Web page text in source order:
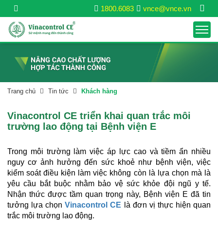
vnce@vnce.vn
1800.6083
Trang chủ Tin tức Khách hàng
Vinacontrol CE triển khai quan trắc môi
trường lao động tại Bệnh viện E
Trong môi trường làm việc áp lực cao và tiềm ẩn nhiều
nguy cơ ảnh hưởng đến sức khoẻ như bệnh viện, việc
kiểm soát điều kiện làm việc không còn là lựa chọn mà là
yêu cầu bắt buộc nhằm bảo vệ sức khỏe đội ngũ y tế.
Nhận thức được tầm quan trọng này, Bệnh viện E đã tin
tưởng lựa chọnVinacontrol CE là đơn vị thực hiện quan
trắc môi trường lao động.